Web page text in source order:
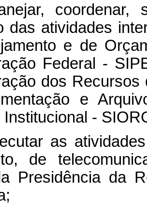
coordenar,
das atividades
e de
Federal -
dos
e
Institucional -
as
de
Presidência da